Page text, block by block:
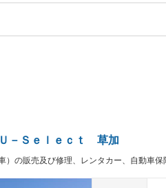
席/サイド
トロール
－ 展示・試乗車
クプレイヤー接続可
－ HID(キセノンライト)
－ エアロ ス
－Ｓｅｌｅｃｔ 草加
）の販売及び修理、レンタカー、自動車